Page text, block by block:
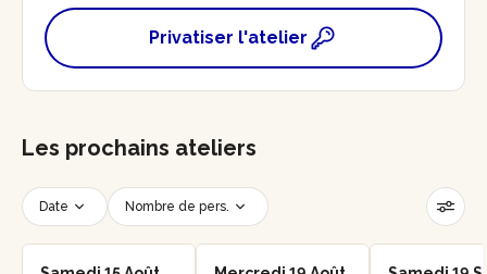
Privatiser l'atelier
Les prochains ateliers
Date Nombre de pers.
Créneau horaire Réinitialiser les filtres